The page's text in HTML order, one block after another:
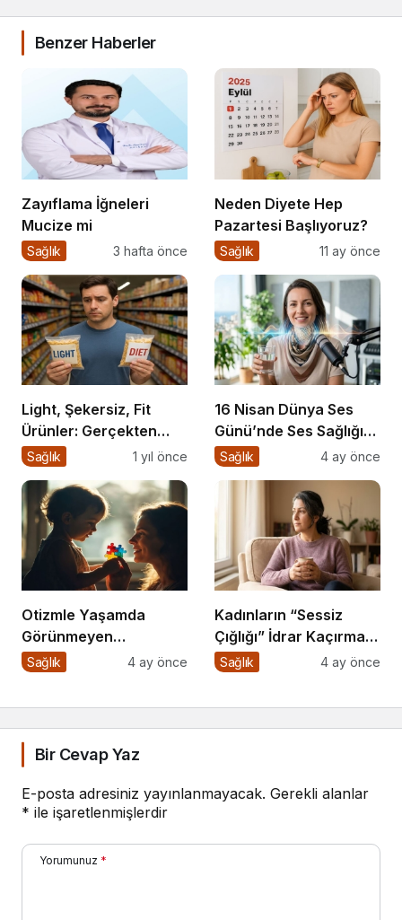
Benzer Haberler
Zayıflama İğneleri
Mucize mi
Sağlık 3 hafta önce
Neden Diyete Hep
Pazartesi Başlıyoruz?
Sağlık 11 ay önce
Light, Şekersiz, Fit
Ürünler: Gerçekten
Daha Sağlıklı mı?
Sağlık 1 yıl önce
16 Nisan Dünya Ses
Günü’nde Ses Sağlığı
Rehberi
Sağlık 4 ay önce
Otizmle Yaşamda
Görünmeyen
Kahramanlar
Sağlık 4 ay önce
Kadınların “Sessiz
Çığlığı” İdrar Kaçırma
Bir Kader Değil!
Sağlık 4 ay önce
Bir Cevap Yaz
E-posta adresiniz yayınlanmayacak. Gerekli alanlar
* ile işaretlenmişlerdir
Yorumunuz *